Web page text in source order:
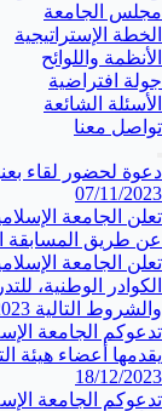
مجلس الجامعة
الخطة الإستراتيجية
الأنظمة واللوائح
جولة افتراضية
الأسئلة الشائعة
تواصل معنا
دعوة لحضور لقاء
07/11/2023
تعلن الجامعة
عن طريق المسابقة
تعلن الجامعة
الكوادر الوطنية،
والشروط التالية
تدعوكم الجامعة
يقدمها أعضاء هيئة
18/12/2023
تدعوكم الجامعة